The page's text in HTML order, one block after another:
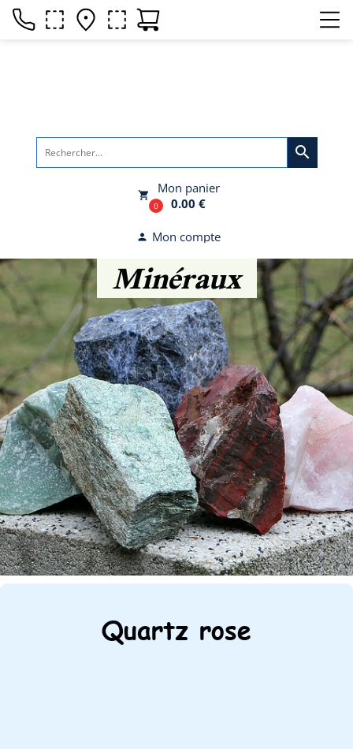
search
local_grocery_store
0
Mon panier
0.00 €
person Mon compte
Minéraux
Quartz rose